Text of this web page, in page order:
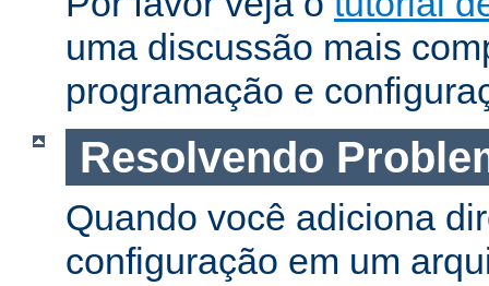
uma discussão mais
programação e
Resolvendo
Quando você adiciona
configuração em um